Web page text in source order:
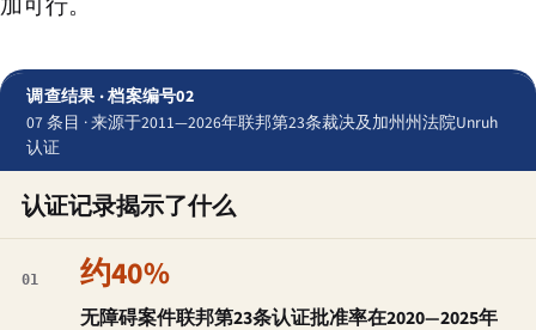
调查结果 · 档案编号02
07 条目 · 来源于2011—2026年联邦第23条裁决及加州州法院Unruh
认证
认证记录揭示了什么
01 约40%
无障碍案件联邦第23条认证批准率在2020—2025年